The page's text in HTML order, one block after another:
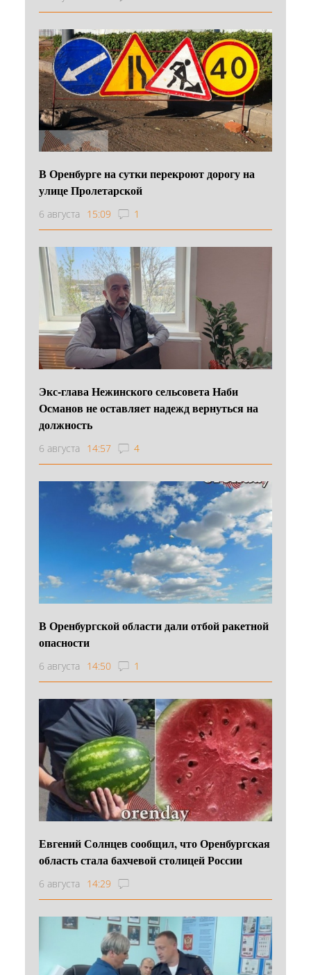
В Оренбурге на сутки перекроют дорогу на
улице Пролетарской
6 августа 15:09 1
Экс-глава Нежинского сельсовета Наби
Османов не оставляет надежд вернуться на
должность
6 августа 14:57 4
В Оренбургской области дали отбой ракетной
опасности
6 августа 14:50 1
Евгений Солнцев сообщил, что Оренбургская
область стала бахчевой столицей России
6 августа 14:29